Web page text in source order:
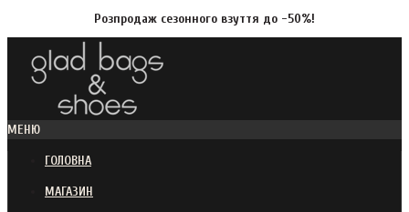
Розпродаж сезонного взуття до -50%!
МЕНЮ
ГОЛОВНА
МАГАЗИН